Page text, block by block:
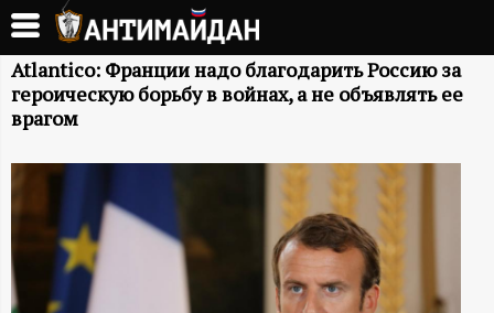
Перейти
основному
содержанию
А
Н
Т
И
М
Atlantico: Франции надо благодарить Россию за
героическую борьбу в войнах, а не объявлять ее
врагом